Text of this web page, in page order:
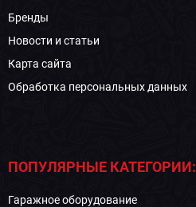
Бренды
Новости и статьи
Карта сайта
Обработка персональных данных
ПОПУЛЯРНЫЕ КАТЕГОРИИ:
Гаражное оборудование